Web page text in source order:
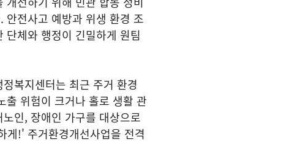
안전사고 예방과 위생 환경 조
단체와 행정이 긴밀하게 원팀
복지센터는 최근 주거 환경
출 위험이 크거나 홀로 생활 관
인, 장애인 가구를 대상으로
게!' 주거환경개선사업을 전격